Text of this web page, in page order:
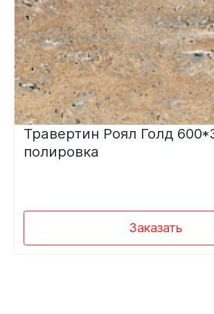
Травертин Роял Голд
полировка
Заказать